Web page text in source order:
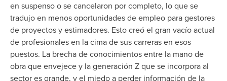
en suspenso o se cancelaron por completo, lo que se
tradujo en menos oportunidades de empleo para gestores
de proyectos y estimadores. Esto creó el gran vacío actual
de profesionales en la cima de sus carreras en esos
puestos. La brecha de conocimientos entre la mano de
obra que envejece y la generación Z que se incorpora al
sector es grande, y el miedo a perder información de la